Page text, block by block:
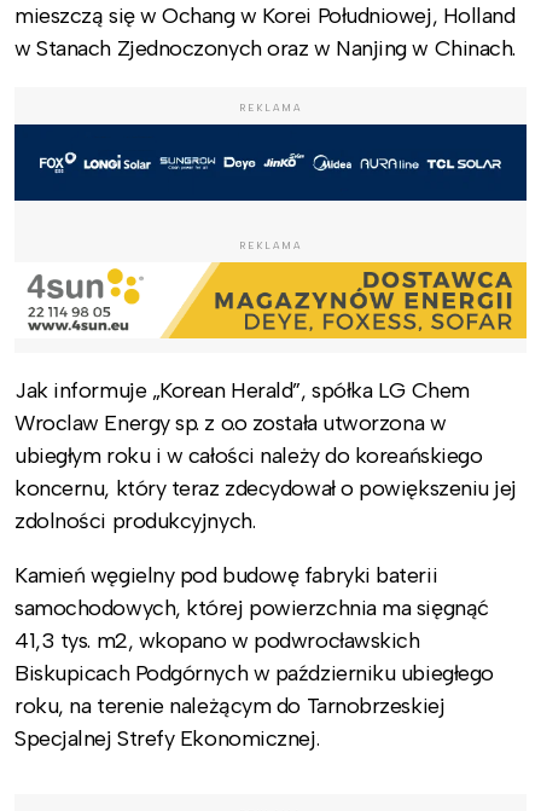
mieszczą się w Ochang w Korei Południowej, Holland
w Stanach Zjednoczonych oraz w Nanjing w Chinach.
REKLAMA
REKLAMA
Jak informuje „Korean Herald”, spółka LG Chem
Wroclaw Energy sp. z o.o została utworzona w
ubiegłym roku i w całości należy do koreańskiego
koncernu, który teraz zdecydował o powiększeniu jej
zdolności produkcyjnych.
Kamień węgielny pod budowę fabryki baterii
samochodowych, której powierzchnia ma sięgnąć
41,3 tys. m2, wkopano w podwrocławskich
Biskupicach Podgórnych w październiku ubiegłego
roku, na terenie należącym do Tarnobrzeskiej
Specjalnej Strefy Ekonomicznej.